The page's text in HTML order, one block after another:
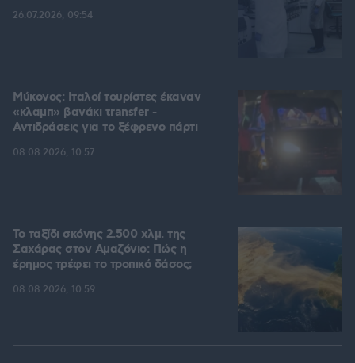
26.07.2026, 09:54
Μύκονος: Ιταλοί τουρίστες έκαναν
«κλαμπ» βανάκι transfer -
Αντιδράσεις για το ξέφρενο πάρτι
08.08.2026, 10:57
Το ταξίδι σκόνης 2.500 χλμ. της
Σαχάρας στον Αμαζόνιο: Πώς η
έρημος τρέφει το τροπικό δάσος;
08.08.2026, 10:59